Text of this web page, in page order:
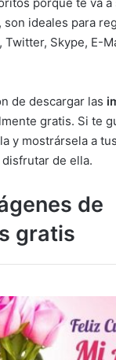
ideales para
Twitter, Skype, E-
de descargar las
gratis. Si te
y mostrársela a
de ella.
de
gratis